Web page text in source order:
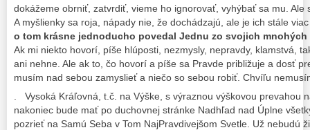
dokážeme obrniť, zatvrdiť, vieme ho ignorovať, vyhýbať sa mu. Ale
A myšlienky sa roja, nápady nie, že dochádzajú, ale je ich stále
o tom krásne jednoducho povedal Jednu zo svojich
Ak mi niekto hovorí, píše hlúposti, nezmysly, nepravdy, klamstvá,
ani nehne. Ale ak to, čo hovorí a píše sa Pravde približuje a dosť
musím nad sebou zamyslieť a niečo so sebou robiť. Chvíľu
. Vysoká Kráľovná, t.č. na Výške, s výraznou výškovou prevahou
nakoniec bude mať po duchovnej stránke Nadhľad nad Úplne
pozrieť na Samú Seba v Tom NajPravdivejšom Svetle. Už nebudú